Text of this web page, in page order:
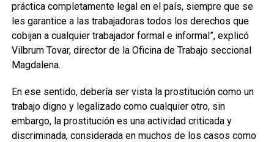
práctica completamente legal en el país, siempre que se
les garantice a las trabajadoras todos los derechos que
cobijan a cualquier trabajador formal e informal”, explicó
Vilbrum Tovar, director de la Oficina de Trabajo seccional
Magdalena.
En ese sentido, debería ser vista la prostitución como un
trabajo digno y legalizado como cualquier otro, sin
embargo, la prostitución es una actividad criticada y
discriminada, considerada en muchos de los casos como